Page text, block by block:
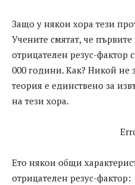
Защо у някои хора тези
Учените смятат, че
отрицателен резус-фактор
000 години. Как? Никой не
теория е единствено за
на тези хора.
Ето някои общи
отрицателен резус-фактор: